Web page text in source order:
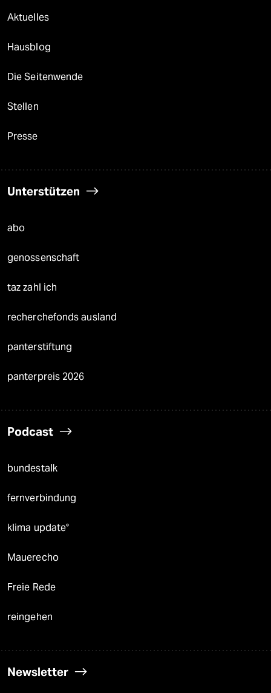
Aktuelles
Hausblog
Die Seitenwende
Stellen
Presse
Unterstützen
abo
genossenschaft
taz zahl ich
recherchefonds ausland
panterstiftung
panterpreis 2026
Podcast
bundestalk
fernverbindung
klima update°
Mauerecho
Freie Rede
reingehen
Newsletter